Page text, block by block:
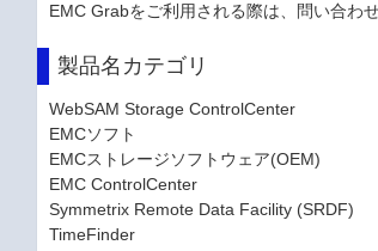
EMC Grabをご利用される際は、問い合わせ
製品名カテゴリ
WebSAM Storage ControlCenter
EMCソフト
EMCストレージソフトウェア(OEM)
EMC ControlCenter
Symmetrix Remote Data Facility (SRDF)
TimeFinder